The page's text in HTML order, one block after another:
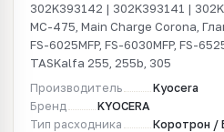
302K393142 | 302K393141 |
MC-475, Main Charge Corona,
FS-6025MFP, FS-6030MFP, FS-
TASKalfa 255, 255b, 305
Производитель
Kyocera
Бренд
KYOCERA
Тип расходника
Коротрон /